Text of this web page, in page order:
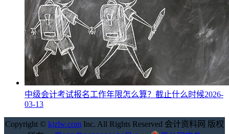
中级会计考试报名工作年限怎么算？截止什么时候2026-
03-13
Copyright © kjzlw.com Inc. All Rights Reserved 会计资料网 版权